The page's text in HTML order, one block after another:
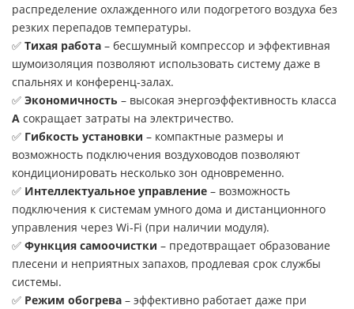
распределение охлажденного или подогретого воздуха без
резких перепадов температуры.
✅ Тихая работа – бесшумный компрессор и эффективная
шумоизоляция позволяют использовать систему даже в
спальнях и конференц-залах.
✅ Экономичность – высокая энергоэффективность класса
A сокращает затраты на электричество.
✅ Гибкость установки – компактные размеры и
возможность подключения воздуховодов позволяют
кондиционировать несколько зон одновременно.
✅ Интеллектуальное управление – возможность
подключения к системам умного дома и дистанционного
управления через Wi-Fi (при наличии модуля).
✅ Функция самоочистки – предотвращает образование
плесени и неприятных запахов, продлевая срок службы
системы.
✅ Режим обогрева – эффективно работает даже при